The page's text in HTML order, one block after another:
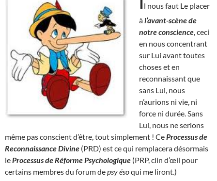
l nous faut Le placer
àl’avant-scène de
notre conscience , ceci
en nous concentrant
sur Lui avant toutes
choses et en
reconnaissant que
sans Lui, nous
n’aurions ni vie, ni
force ni durée. Sans
Lui, nous ne serions
même pas conscient d’être, tout simplement ! Ce Processus de
Reconnaissance Divine (PRD) est ce qui remplacera désormais
le Processus de Réforme Psychologique (PRP, clin d’œil pour
certains membres du forum depsy ésoqui me liront.)